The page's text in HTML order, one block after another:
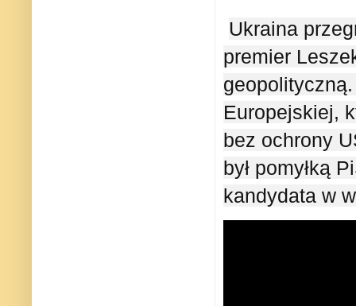
Ukraina
premier
Europejskiej,
bez ochrony
był pomyłką
kandydata w